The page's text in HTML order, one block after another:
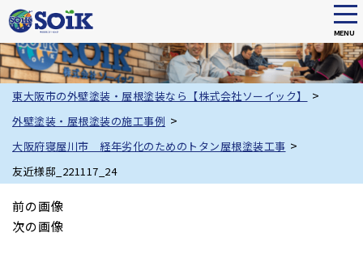
Skip
to
main
content
MENU
東大阪市の外壁塗装・屋根塗装なら【株式会社ソーイック】 >
外壁塗装・屋根塗装の施工事例 >
大阪府寝屋川市 経年劣化のためのトタン屋根塗装工事 >
友近様邸_221117_24
前の画像
次の画像